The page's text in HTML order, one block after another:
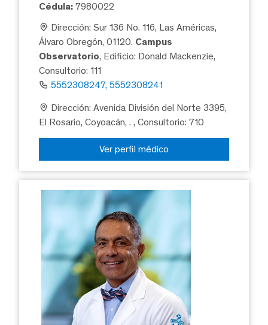
Cédula: 7980022
Dirección: Sur 136 No. 116, Las Américas,
Álvaro Obregón, 01120. Campus
Observatorio, Edificio: Donald Mackenzie,
Consultorio: 111
5552308247, 5552308241
Dirección: Avenida División del Norte 3395,
El Rosario, Coyoacán, ., Consultorio: 710
Ver perfil médico